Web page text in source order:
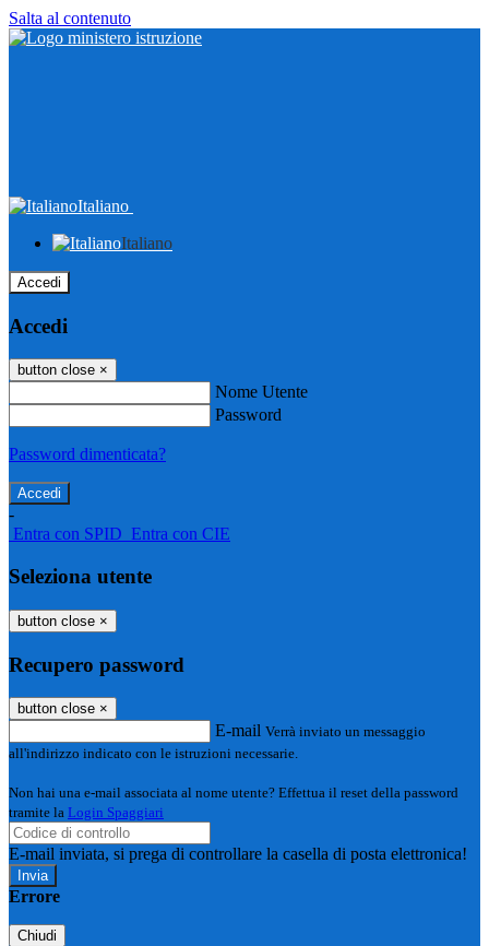
Salta al contenuto
Italiano
Italiano
Accedi
Accedi
button close ×
Nome Utente
Password
Password dimenticata?
-
Entra con SPID Entra con CIE
Seleziona utente
button close ×
Recupero password
button close ×
E-mail Verrà inviato un messaggio
all'indirizzo indicato con le istruzioni necessarie.
Non hai una e-mail associata al nome utente? Effettua il reset della password
tramite la Login Spaggiari
E-mail inviata, si prega di controllare la casella di posta elettronica!
Errore
Chiudi